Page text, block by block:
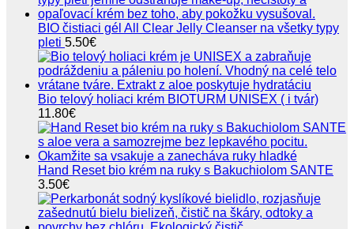
BIO čistiaci gél All Clear Jelly Cleanser na všetky typy
pleti 5.50€
Bio telový holiaci krém BIOTURM UNISEX ( i tvár)
11.80€
Hand Reset bio krém na ruky s Bakuchiolom SANTE
3.50€